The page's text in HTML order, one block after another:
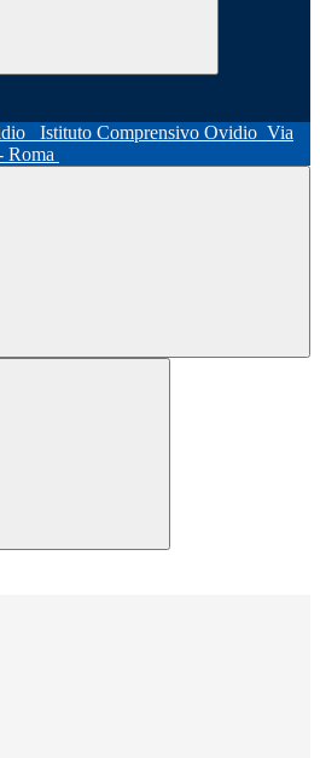
Istituto Comprensivo Ovidio Via
Roma